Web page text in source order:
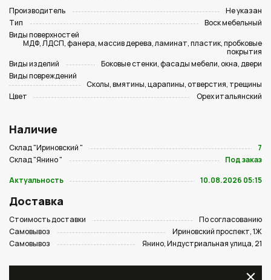
Производитель
Не указан
Тип
Воск мебельный
Виды поверхностей
МДФ, ЛДСП, фанера, массив дерева, ламинат, пластик, пробковые
покрытия
Виды изделий
Боковые стенки, фасады мебели, окна, двери
Виды повреждений
Сколы, вмятины, царапины, отверстия, трещины
Цвет
Орех итальянский
Наличие
Склад "Ириновский "
7
Склад "Янино "
Под заказ
Актуальность
10.08.2026 05:15
Доставка
Стоимость доставки
По согласованию
Самовывоз
Ириновский проспект, 1Ж
Самовывоз
Янино, Индустриальная улица, 21